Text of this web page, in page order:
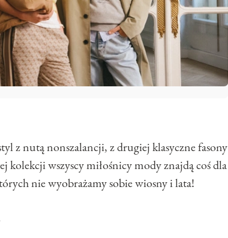
z nutą nonszalancji, z drugiej klasyczne fasony
wszyscy miłośnicy mody znajdą coś dla
nie wyobrażamy sobie wiosny i lata!